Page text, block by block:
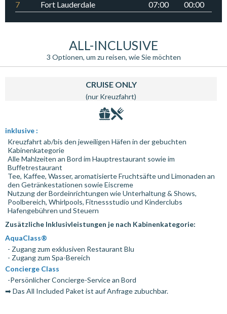
7
Fort Lauderdale 07:00 00:00
ALL-INCLUSIVE
3 Optionen, um zu reisen, wie Sie möchten
CRUISE ONLY
(nur Kreuzfahrt)
inklusive :
Kreuzfahrt ab/bis den jeweiligen Häfen in der gebuchten
Kabinenkategorie
Alle Mahlzeiten an Bord im Hauptrestaurant sowie im
Buffetrestaurant
Tee, Kaffee, Wasser, aromatisierte Fruchtsäfte und Limonaden an
den Getränkestationen sowie Eiscreme
Nutzung der Bordeinrichtungen wie Unterhaltung & Shows,
Poolbereich, Whirlpools, Fitnessstudio und Kinderclubs
Hafengebühren und Steuern
Zusätzliche Inklusivleistungen je nach Kabinenkategorie:
AquaClass®
- Zugang zum exklusiven Restaurant Blu
- Zugang zum Spa-Bereich
Concierge Class
-Persönlicher Concierge-Service an Bord
➡ Das All Included Paket ist auf Anfrage zubuchbar.